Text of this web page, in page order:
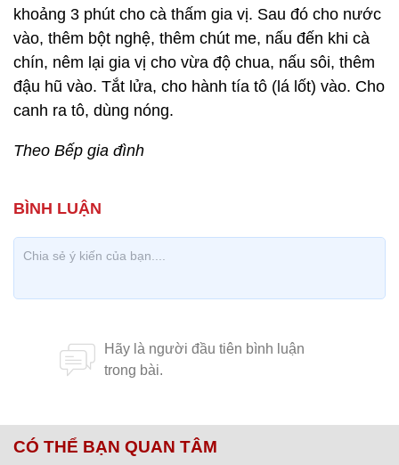
khoảng 3 phút cho cà thấm gia vị. Sau đó cho nước
vào, thêm bột nghệ, thêm chút me, nấu đến khi cà
chín, nêm lại gia vị cho vừa độ chua, nấu sôi, thêm
đậu hũ vào. Tắt lửa, cho hành tía tô (lá lốt) vào. Cho
canh ra tô, dùng nóng.
Theo Bếp gia đình
CÓ THỂ BẠN QUAN TÂM